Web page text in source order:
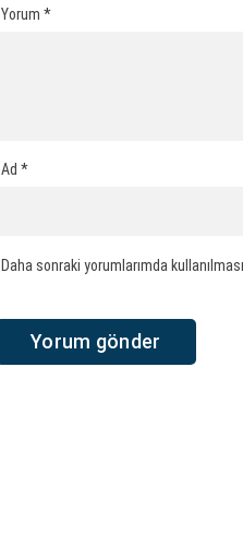
Yorum *
Ad *
Daha sonraki yorumlarımda